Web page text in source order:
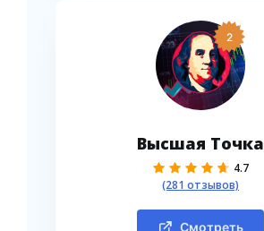
2
Высшая Точка
4.7
(281 отзывов)
Смотреть